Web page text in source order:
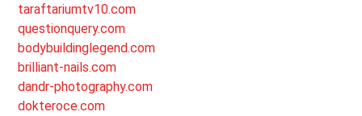
taraftariumtv10.com
questionquery.com
bodybuildinglegend.com
brilliant-nails.com
dandr-photography.com
dokteroce.com